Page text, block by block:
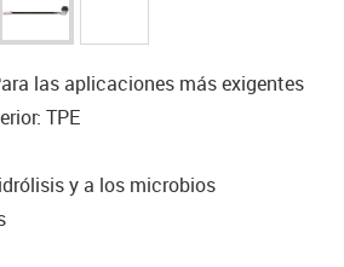
las aplicaciones más exigentes
TPE
y a los microbios